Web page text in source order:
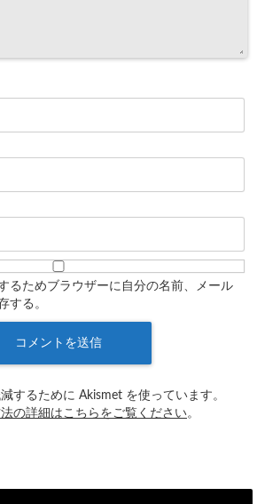
るためブラウザーに自分の名前、メール
する。
するために Akismet を使っています。
の詳細はこちらをご覧ください。